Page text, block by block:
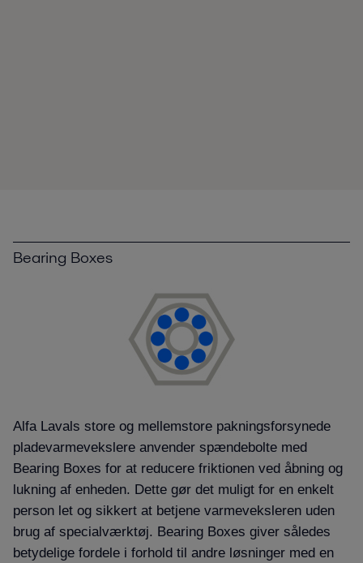
Bearing Boxes
Alfa Lavals store og mellemstore pakningsforsynede
pladevarmevekslere anvender spændebolte med
Bearing Boxes for at reducere friktionen ved åbning og
lukning af enheden. Dette gør det muligt for en enkelt
person let og sikkert at betjene varmeveksleren uden
brug af specialværktøj. Bearing Boxes giver således
betydelige fordele i forhold til andre løsninger med en